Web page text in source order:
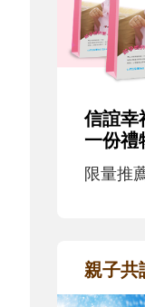
信誼幸
一份禮
限量推
親子共